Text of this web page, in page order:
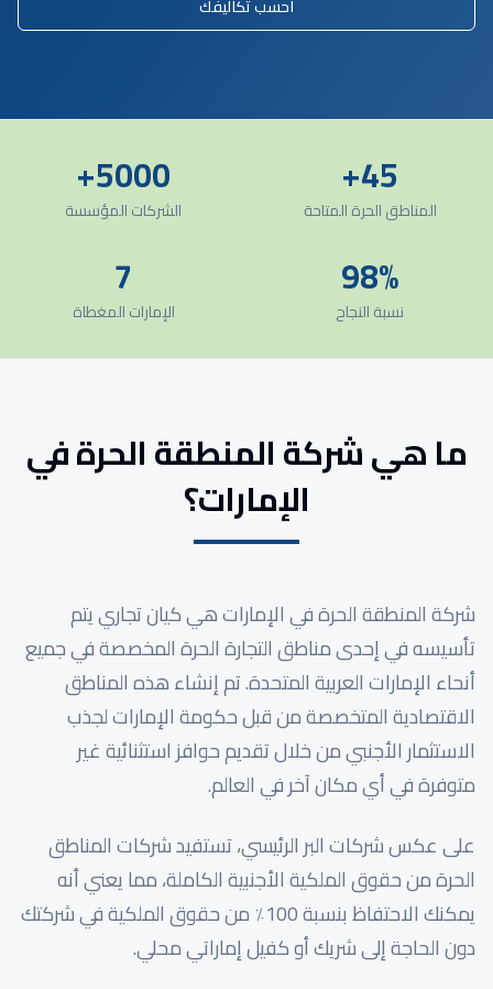
احسب تكاليفك
45+
المناطق الحرة المتاحة
5000+
الشركات المؤسسة
98%
نسبة النجاح
7
الإمارات المغطاة
ما هي شركة المنطقة الحرة في
الإمارات؟
شركة المنطقة الحرة في الإمارات هي كيان تجاري يتم
تأسيسه في إحدى مناطق التجارة الحرة المخصصة في جميع
أنحاء الإمارات العربية المتحدة. تم إنشاء هذه المناطق
الاقتصادية المتخصصة من قبل حكومة الإمارات لجذب
الاستثمار الأجنبي من خلال تقديم حوافز استثنائية غير
متوفرة في أي مكان آخر في العالم.
على عكس شركات البر الرئيسي، تستفيد شركات المناطق
الحرة من حقوق الملكية الأجنبية الكاملة، مما يعني أنه
يمكنك الاحتفاظ بنسبة 100٪ من حقوق الملكية في شركتك
دون الحاجة إلى شريك أو كفيل إماراتي محلي.